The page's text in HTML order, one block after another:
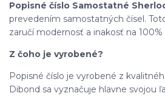
Popisné číslo Samostatné
prevedením samostatných čísel.
zaručí modernosť a inakosť na 100%
Z čoho je vyrobené?
Popisné číslo je vyrobené z
Dibond sa vyznačuje hlavne svojou